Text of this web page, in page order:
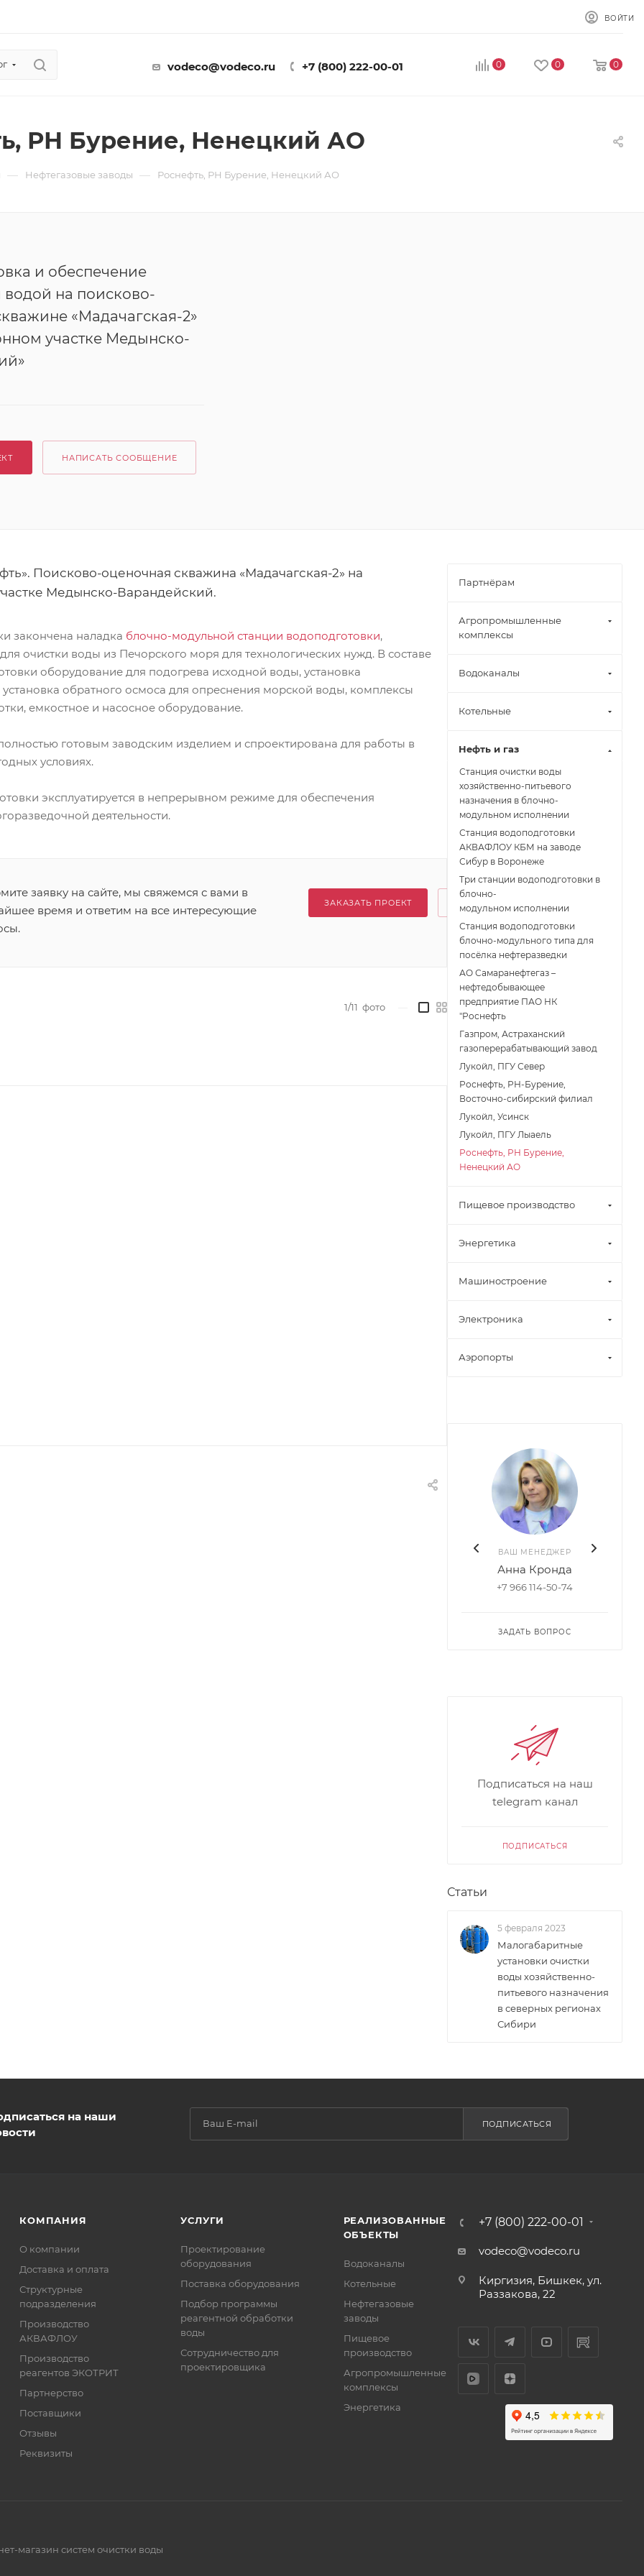
ВОЙТИ
vodeco@vodeco.ru +7 (800) 222-00-01 0 0 0
РН Бурение, Ненецкий АО
— Нефтегазовые заводы — Роснефть, РН Бурение, Ненецкий АО
и обеспечение
водой на поисково-
«Мадачагская-2»
участке Медынско-
НАПИСАТЬ СООБЩЕНИЕ
Поисково-оценочная скважина «Мадачагская-2» на
Медынско-Варандейский.
закончена наладка блочно-модульной станции водоподготовки,
очистки воды из Печорского моря для технологических нужд. В составе
оборудование для подогрева исходной воды, установка
установка обратного осмоса для опреснения морской воды, комплексы
емкостное и насосное оборудование.
готовым заводским изделием и спроектирована для работы в
условиях.
эксплуатируется в непрерывном режиме для обеспечения
деятельности.
заявку на сайте, мы свяжемся с вами в
время и ответим на все интересующие
ЗАКАЗАТЬ ПРОЕКТ
1/11 фото
Партнёрам
Агропромышленные
комплексы
Водоканалы
Котельные
Нефть и газ
Станция очистки воды
хозяйственно-питьевого
назначения в блочно-
модульном исполнении
Станция водоподготовки
АКВАФЛОУ КБМ на заводе
Сибур в Воронеже
Три станции водоподготовки в
блочно-
модульном исполнении
Станция водоподготовки
блочно-модульного типа для
посёлка нефтеразведки
АО Самаранефтегаз –
нефтедобывающее
предприятие ПАО НК
"Роснефть
Газпром, Астраханский
газоперерабатывающий завод
Лукойл, ПГУ Север
Роснефть, РН-Бурение,
Восточно-сибирский филиал
Лукойл, Усинск
Лукойл, ПГУ Лыаель
Роснефть, РН Бурение,
Ненецкий АО
Пищевое производство
Энергетика
Машиностроение
Электроника
Аэропорты
ВАШ МЕНЕДЖЕР
Анна Кронда
+7 966 114-50-74
ЗАДАТЬ ВОПРОС
Подписаться на наш
telegram канал
ПОДПИСАТЬСЯ
Статьи
5 февраля 2023
Малогабаритные
установки очистки
воды хозяйственно-
питьевого назначения
в северных регионах
Сибири
на наши
ПОДПИСАТЬСЯ
КОМПАНИЯ
О компании
Доставка и оплата
Структурные
подразделения
Производство
АКВАФЛОУ
Производство
реагентов ЭКОТРИТ
Партнерство
Поставщики
Отзывы
Реквизиты
УСЛУГИ
Проектирование
оборудования
Поставка оборудования
Подбор программы
реагентной обработки
воды
Сотрудничество для
проектировщика
РЕАЛИЗОВАННЫЕ
ОБЪЕКТЫ
Водоканалы
Котельные
Нефтегазовые
заводы
Пищевое
производство
Агропромышленные
комплексы
Энергетика
+7 (800) 222-00-01
vodeco@vodeco.ru
Киргизия, Бишкек, ул.
Раззакова, 22
магазин систем очистки воды